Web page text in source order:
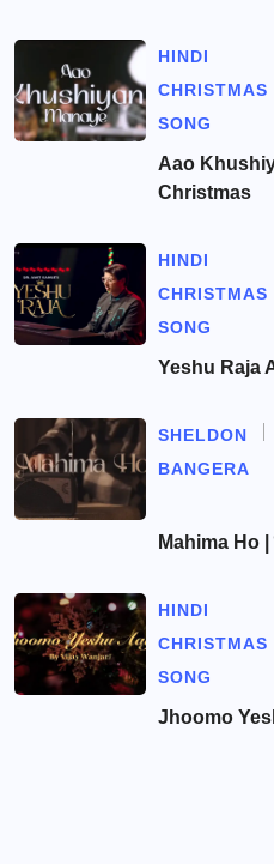
HINDI
CHRISTMAS
SONG
Aao
Christmas
HINDI
CHRISTMAS
SONG
Yeshu Raja
SHELDON
BANGERA
Mahima Ho |
HINDI
CHRISTMAS
SONG
Jhoomo